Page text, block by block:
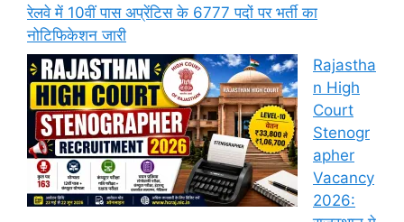
रेलवे में 10वीं पास अप्रेंटिस के 6777 पदों पर भर्ती का
नोटिफिकेशन जारी
Rajastha
n High
Court
Stenogr
apher
Vacancy
2026: